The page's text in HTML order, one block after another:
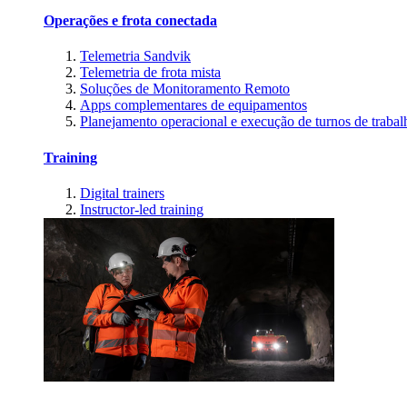
Operações e frota conectada
Telemetria Sandvik
Telemetria de frota mista
Soluções de Monitoramento Remoto
Apps complementares de equipamentos
Planejamento operacional e execução de turnos de
Training
Digital trainers
Instructor-led training